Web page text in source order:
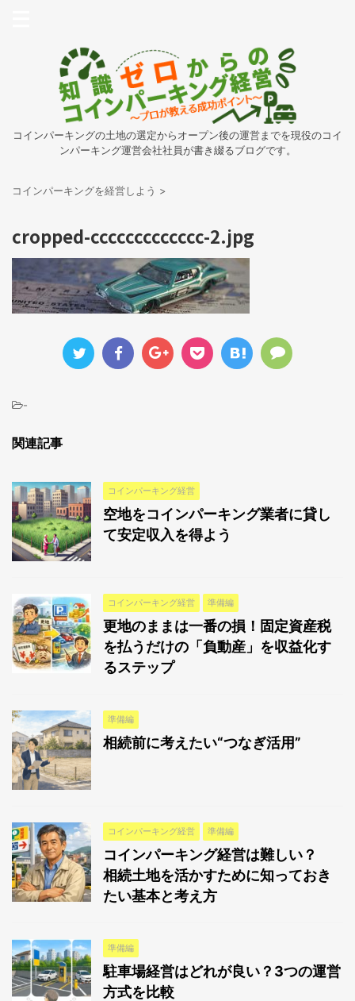
コインパーキングの土地の選定からオープン後の運営までを現役のコイ
ンパーキング運営会社社員が書き綴るブログです。
コインパーキングを経営しよう >
cropped-ccccccccccccc-2.jpg
-
関連記事
コインパーキング経営
空地をコインパーキング業者に貸し
て安定収入を得よう
コインパーキング経営 準備編
更地のままは一番の損！固定資産税
を払うだけの「負動産」を収益化す
るステップ
準備編
相続前に考えたい“つなぎ活用”
コインパーキング経営 準備編
コインパーキング経営は難しい？
相続土地を活かすために知っておき
たい基本と考え方
準備編
駐車場経営はどれが良い？3つの運営
方式を比較